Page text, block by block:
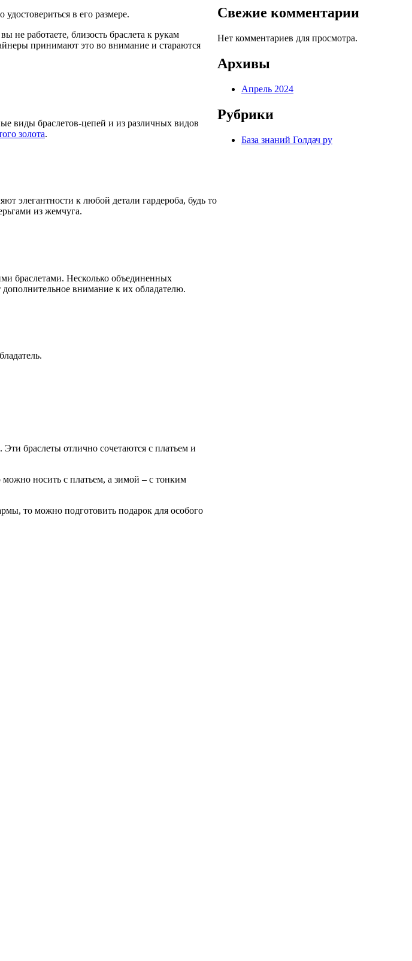
в его размере.
не работаете, близость браслета к рукам
принимают это во внимание и стараются
виды браслетов-цепей и из различных видов
золота.
элегантности к любой детали гардероба, будь то
из жемчуга.
браслетами. Несколько объединенных
внимание к их обладателю.
. Эти браслеты отлично сочетаются с платьем и
можно носить с платьем, а зимой – с тонким
то можно подготовить подарок для особого
Свежие комментарии
Нет комментариев для просмотра.
Архивы
Апрель 2024
Рубрики
База знаний Голдач ру